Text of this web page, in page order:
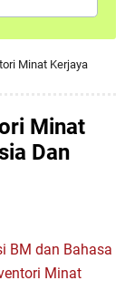
Minat Kerjaya
Minat
Dan
BM dan Bahasa
Minat